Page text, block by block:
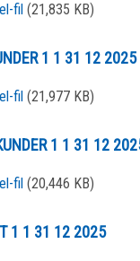
fil (21,835 KB)
1 1 31 12 2025
fil (21,977 KB)
1 1 31 12
fil (20,446 KB)
1 1 31 12 2025